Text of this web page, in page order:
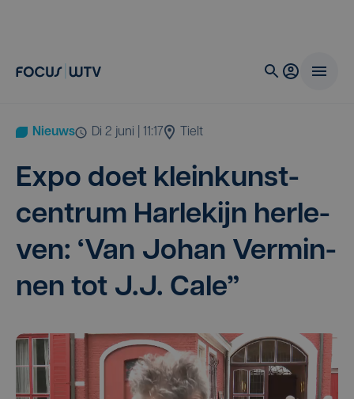
Nieuws di 2 juni | 11:17 Tielt
Expo doet klein­kunst­
cen­trum Har­le­kijn her­le­
ven: ‘Van Johan Ver­min­
nen tot J.J. Cale”